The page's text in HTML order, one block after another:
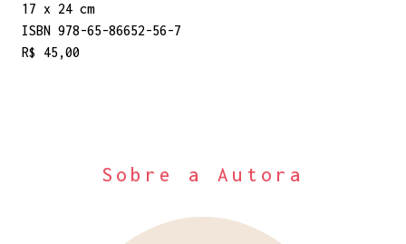
17 x 24 cm
ISBN 978-65-86652-56-7
R$ 45,00
Sobre a Autora